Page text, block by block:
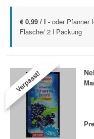
€ 0,99 / l - oder Pfanner
Flasche/ 2 l Packung
Verpasst!